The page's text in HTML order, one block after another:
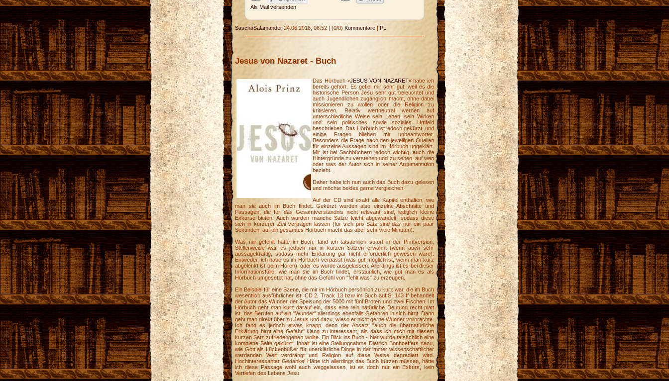
Als Mail versenden
SaschaSalamander 24.06.2016, 08.52 | (0/0) Kommentare | PL
Jesus von Nazaret - Buch
Das Hörbuch >JESUS VON NAZARET< habe ich
bereits gehört. Es gefiel mir sehr gut, weil es die
historische Person Jesu sehr gut beleuchtet und
auch Jugendlichen zugänglich macht, ohne dabei
missionieren zu wollen oder die Religion zu
kritisieren. Relativ wertneutral werden auf
unterschiedliche Weise sein Leben, sein Wirken
und sein politisches sowie soziales Umfeld
beschrieben. Das Hörbuch ist jedoch gekürzt, und
einige Fragen blieben mir unbeantwortet.
Besonders die Frage nach den jeweiligen Quellen
für einzelne Aussagen sind im Hörbuch ungeklärt.
Mir ist bei Sachbüchern jedoch wichtig, auch die
Hintergründe zu verstehen und zu sehen, auf wen
oder was der Autor sich in seiner Argumentation
bezieht.
Daher habe ich nun auch das Buch dazu gelesen
und möchte beides gerne vergleichen:
Auf der CD sind exakt alle Kapitel enthalten, wie
man sie auch im Buch findet. Gekürzt wurden also einzelne Abschnitte und
Passagen, die für das Gesamtverständnis nicht relevant sind, lediglich kleine
Exkurse bieten. Auch wurden manche Sätze leicht abgewandelt, sodass diese
sich in kürzerer Zeit vortragen lassen (für sich pro Satz sind das nur ein paar
Sekunden, auf ein gesamtes Hörbuch macht das aber sehr viele Minuten).
Was mir gefehlt hatte im Buch, fand ich tatsächlich sofort in der Printversion.
Stellenweise war es jedoch nur in kurzen Sätzen erwähnt (wenn auch sehr
aussagekräftig, sodass mehr Erklärung gar nicht erforderlich gewesen wäre).
Entweder, ich habe es im Hörbuch verpasst (was gut möglich ist, wenn man kurz
abgelenkt ist beim Hören), oder es wurde ausgelassen. Allerdings ist es bei dieser
Informationsfülle, wie man sie im Buch findet, erstaunlich, wie gut man es als
Hörbuch umgesetzt hat, ohne das Gefühl von "fehlt was" zu erzeugen.
Ein Beispiel für eine Szene, die mir im Hörbuch persönlich zu kurz war, die im Buch
wesentlich ausführlicher ist: CD 2, Track 13 bzw im Buch auf S. 143 ff behandelt
der Autor das Wunder der Speisung der 5000 mit fünf Broten und zwei Fischen. Im
Hörbuch geht man kurz darauf ein, dass eine rein natürliche Deutung recht platt
ist, das Berufen auf ein "Wunder" allerdings ebenfalls Gefahren in sich birgt. Dann
geht man direkt über zu Jesus und dazu, wieso er nicht gerne Wunder vollbrachte.
Ich fand es jedoch etwas knapp, denn der Ansatz "auch die übernatürliche
Erklärung birgt eine Gefahr" klang zu interessant, als dass ich mich mit diesem
kurzen Satz zufriedengeben wollte. Ein Blick ins Buch - hier wurde tatsächlich eine
komplette Seite gekürzt. Inhalt ist eine Stellungnahme Dietrich Bonhoeffers dazu,
wie Gott als Lückenbüßer für unerklärliche Dinge in der immer wissenschaftlicher
werdenden Welt verdrängt und Religion auf diese Weise degradiert wird.
Hochinteressanter Gedanke! Hätte ich allerdings das Buch kürzen müssen, hätte
ich diese Passage wohl auch weggelassen, ist es doch nur ein Exkurs, kein
Vertiefen des Lebens Jesu.